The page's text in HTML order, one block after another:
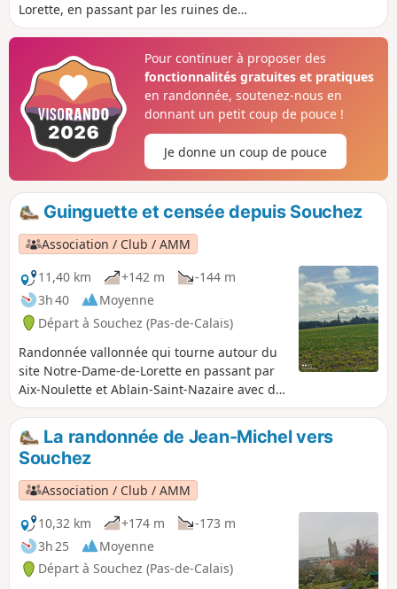
Lorette, en passant par les ruines de
l'ancienne église.
Pour continuer à proposer des
fonctionnalités gratuites et pratiques
en randonnée, soutenez-nous en
donnant un petit coup de pouce !
Je donne un coup de pouce
Guinguette et censée depuis Souchez
Association / Club / AMM
11,40 km
+142 m
-144 m
3h 40
Moyenne
Départ à Souchez (Pas-de-Calais)
Randonnée vallonnée qui tourne autour du
site Notre-Dame-de-Lorette en passant par
Aix-Noulette et Ablain-Saint-Nazaire avec de
très belles vues.
La randonnée de Jean-Michel vers
Souchez
Association / Club / AMM
10,32 km
+174 m
-173 m
3h 25
Moyenne
Départ à Souchez (Pas-de-Calais)